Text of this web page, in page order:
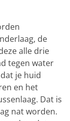
de
alle drie
tegen water
je huid
en het
Dat is
nat worden.